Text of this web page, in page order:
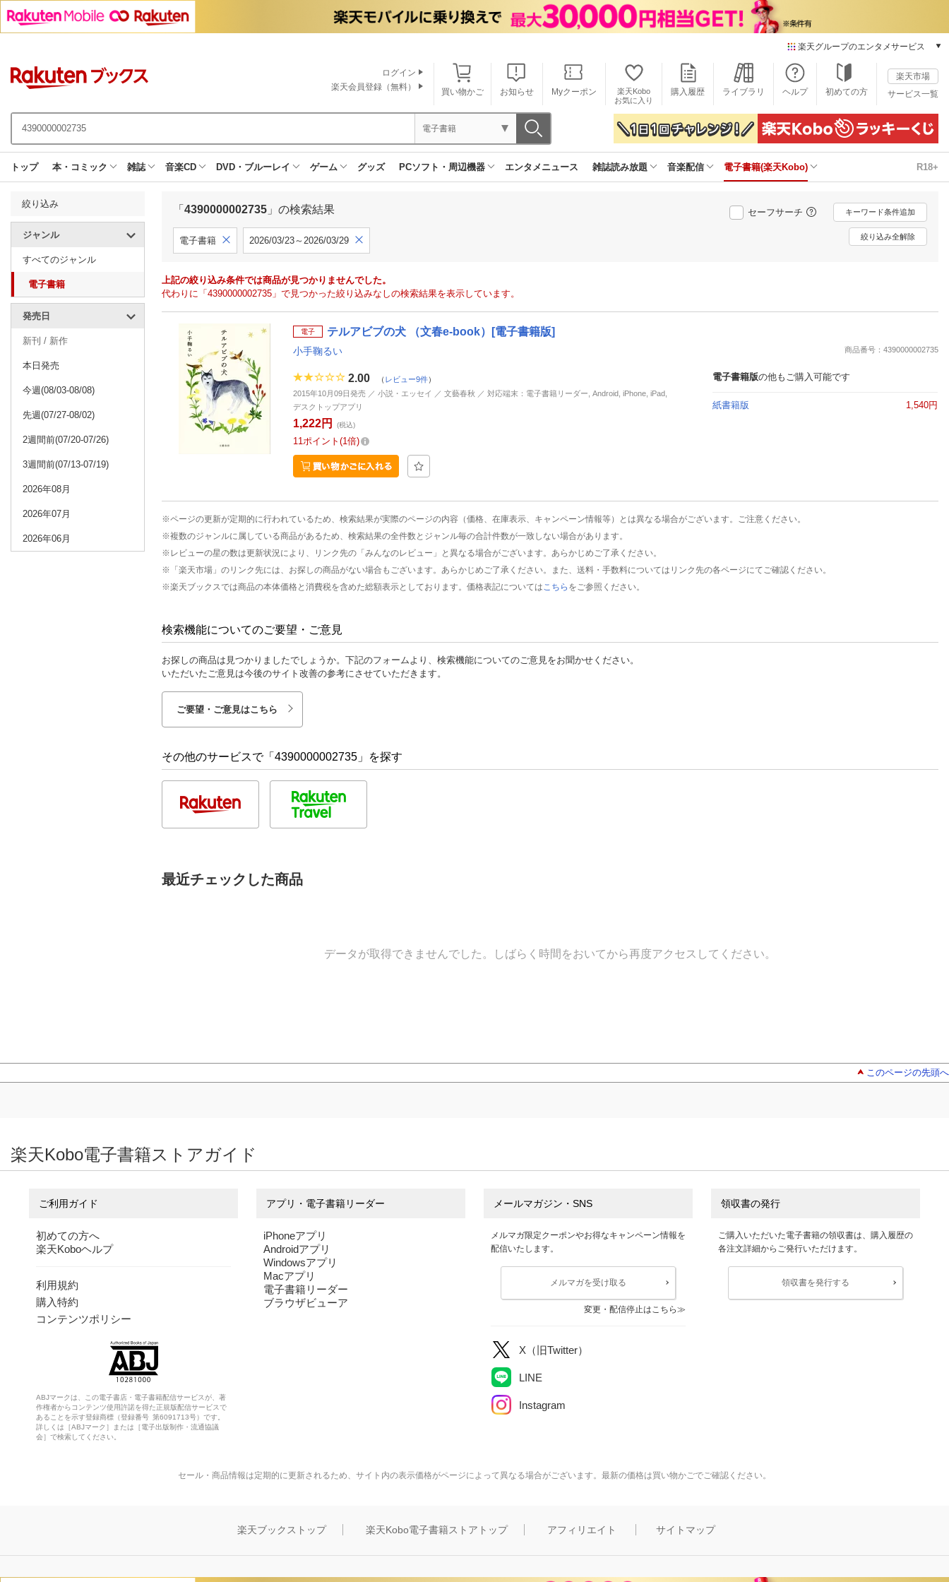
楽天グループのエンタメサービス
本/ゲーム/CD/DVD
楽天ブックス
電子書籍
楽天Kobo
雑誌読み放題
楽天ミュージック
動画配信
楽天TV
動画配信ガイド
推し楽
買い物かご お知らせ Myクーポン
楽天Kobo
お気に入り
購入履歴 ライブラリ ヘルプ 初めての方
楽天市場
サービス一覧
ログイン
楽天会員登録（無料）
電子書籍
トップ 本・コミック 雑誌 音楽CD DVD・ブルーレイ ゲーム グッズ PCソフト・周辺機器 エンタメニュース 雑誌読み放題 音楽配信 電子書籍(楽天Kobo) R18+
絞り込み
ジャンル
すべてのジャンル
電子書籍
発売日
新刊 / 新作
本日発売
今週(08/03-08/08)
先週(07/27-08/02)
2週間前(07/20-07/26)
3週間前(07/13-07/19)
2026年08月
2026年07月
2026年06月
「 4390000002735 」の検索結果 セーフサーチ キーワード条件追加
電子書籍 2026/03/23～2026/03/29 絞り込み全解除
上記の絞り込み条件では商品が見つかりませんでした。
代わりに「4390000002735」で見つかった絞り込みなしの検索結果を表示しています。
電子 テルアビブの犬 （文春e-book）[電子書籍版]
小手鞠るい 商品番号：4390000002735
2.00 （ レビュー9件）
2015年10月09日発売 ／ 小説・エッセイ ／ 文藝春秋 ／ 対応端末：電子書籍リーダー, Android, iPhone, iPad,
デスクトップアプリ
1,222円 (税込)
11 ポイント 1倍
電子書籍版の他もご購入可能です
紙書籍版 1,540円
※ページの更新が定期的に行われているため、検索結果が実際のページの内容（価格、在庫表示、キャンペーン情報等）とは異なる場合がございます。ご注意ください。
※複数のジャンルに属している商品があるため、検索結果の全件数とジャンル毎の合計件数が一致しない場合があります。
※レビューの星の数は更新状況により、リンク先の「みんなのレビュー」と異なる場合がございます。あらかじめご了承ください。
※「楽天市場」のリンク先には、お探しの商品がない場合もございます。あらかじめご了承ください。また、送料・手数料についてはリンク先の各ページにてご確認ください。
※楽天ブックスでは商品の本体価格と消費税を含めた総額表示としております。価格表記については こちら をご参照ください。
検索機能についてのご要望・ご意見
お探しの商品は見つかりましたでしょうか。下記のフォームより、検索機能についてのご意見をお聞かせください。
いただいたご意見は今後のサイト改善の参考にさせていただきます。
ご要望・ご意見はこちら
その他のサービスで「4390000002735」を探す
最近チェックした商品
データが取得できませんでした。しばらく時間をおいてから再度アクセスしてください。
このページの先頭へ
楽天Kobo電子書籍ストアガイド
ご利用ガイド
初めての方へ
楽天Koboヘルプ
利用規約
購入特約
コンテンツポリシー
ABJマークは、この電子書店・電子書籍配信サービスが、著
作権者からコンテンツ使用許諾を得た正規版配信サービスで
あることを示す登録商標（登録番号 第6091713号）です。
詳しくは［ABJマーク］または［電子出版制作・流通協議
会］で検索してください。
アプリ・電子書籍リーダー
iPhoneアプリ
Androidアプリ
Windowsアプリ
Macアプリ
電子書籍リーダー
ブラウザビューア
メールマガジン・SNS
メルマガ限定クーポンやお得なキャンペーン情報を
配信いたします。
メルマガを受け取る
変更・配信停止はこちら
X（旧Twitter）
LINE
Instagram
領収書の発行
ご購入いただいた電子書籍の領収書は、購入履歴の
各注文詳細からご発行いただけます。
領収書を発行する
セール・商品情報は定期的に更新されるため、サイト内の表示価格がページによって異なる場合がございます。最新の価格は買い物かごでご確認ください。
楽天ブックストップ 楽天Kobo電子書籍ストアトップ アフィリエイト サイトマップ